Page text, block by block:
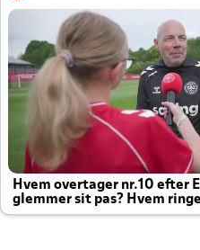
Hvem overtager nr.10 efter
glemmer sit pas? Hvem
altid til efter kampe?